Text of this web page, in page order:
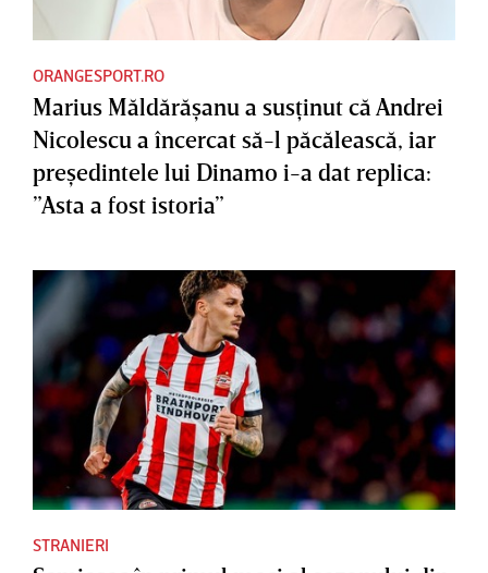
ORANGESPORT.RO
Marius Măldărăşanu a susţinut că Andrei
Nicolescu a încercat să-l păcălească, iar
preşedintele lui Dinamo i-a dat replica:
”Asta a fost istoria”
STRANIERI